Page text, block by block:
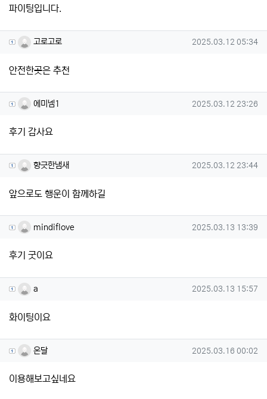
파이팅입니다.
고로고로님의 댓글
고로고로 작성일
2025.03.12 05:34
안전한곳은 추천
에미넴1님의 댓글
에미넴1 작성일
2025.03.12 23:26
후기 감사요
향긋한냄새님의 댓글
향긋한냄새 작성일
2025.03.12 23:44
앞으로도 행운이 함께하길
mindiflove님의 댓글
mindiflove 작성일
2025.03.13 13:39
후기 굿이요
a님의 댓글
a 작성일
2025.03.13 15:57
화이팅이요
온달님의 댓글
온달 작성일
2025.03.16 00:02
이용해보고싶네요